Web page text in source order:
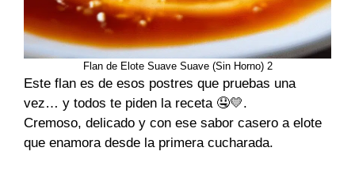
Flan de Elote Suave Suave (Sin Horno) 2
Este flan es de esos postres que pruebas una
vez… y todos te piden la receta 🤤💛.
Cremoso, delicado y con ese sabor casero a elote
que enamora desde la primera cucharada.